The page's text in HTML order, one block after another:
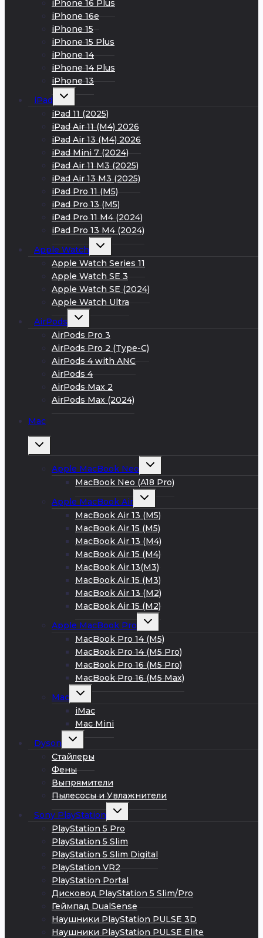
iPhone 16 Plus
iPhone 16e
iPhone 15
iPhone 15 Plus
iPhone 14
iPhone 14 Plus
iPhone 13
iPad
Развернуть
меню
iPad 11 (2025)
iPad Air 11 (M4) 2026
iPad Air 13 (M4) 2026
iPad Mini 7 (2024)
iPad Air 11 M3 (2025)
iPad Air 13 M3 (2025)
iPad Pro 11 (M5)
iPad Pro 13 (M5)
iPad Pro 11 M4 (2024)
iPad Pro 13 M4 (2024)
Apple Watch
Развернуть
меню
Apple Watch Series 11
Apple Watch SE 3
Apple Watch SE (2024)
Apple Watch Ultra
AirPods
Развернуть
меню
AirPods Pro 3
AirPods Pro 2 (Type-C)
AirPods 4 with ANC
AirPods 4
AirPods Max 2
AirPods Max (2024)
Mac
Развернуть
Apple MacBook Neo
Развернуть
меню
MacBook Neo (A18 Pro)
Apple MacBook Air
Развернуть
меню
MacBook Air 13 (M5)
MacBook Air 15 (M5)
MacBook Air 13 (M4)
MacBook Air 15 (M4)
MacBook Air 13(M3)
MacBook Air 15 (M3)
MacBook Air 13 (M2)
MacBook Air 15 (M2)
Apple MacBook Pro
Развернуть
меню
MacBook Pro 14 (M5)
MacBook Pro 14 (M5 Pro)
MacBook Pro 16 (M5 Pro)
MacBook Pro 16 (M5 Max)
Mac
Развернуть
меню
iMac
Mac Mini
Dyson
Развернуть
меню
Стайлеры
Фены
Выпрямители
Пылесосы и Увлажнители
Sony PlayStation
Развернуть
меню
PlayStation 5 Pro
PlayStation 5 Slim
PlayStation 5 Slim Digital
PlayStation VR2
PlayStation Portal
Дисковод PlayStation 5 Slim/Pro
Геймпад DualSense
Наушники PlayStation PULSE 3D
Наушники PlayStation PULSE Elite